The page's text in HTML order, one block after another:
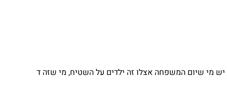
מי שיום המשפחה אצלו זה ילדים על השטיח, מי שזה ד